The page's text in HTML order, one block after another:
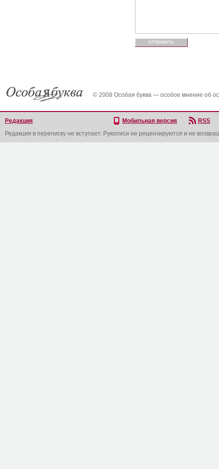
© 2008 Особая буква — особое мнение об
Редакция Мобильная версия
RSS
Редакция в переписку не вступает. Рукописи не рецензируются и не